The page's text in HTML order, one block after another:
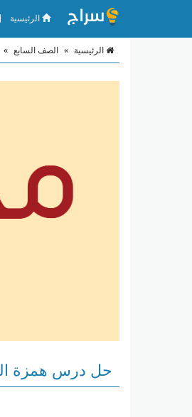
الرئيسية
الرئيسية » الصف السابع »
حل درس همزة